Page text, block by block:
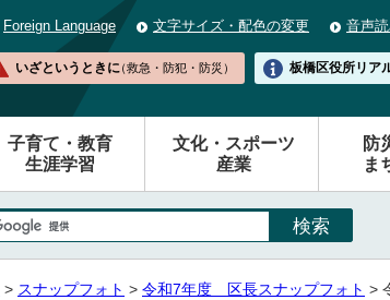
Foreign Language 文字サイズ・配色の変更 音声
いざというときに（救急・防犯・防災） 板橋区役所リア
子育て・教育
生涯学習
文化・スポーツ
産業
防
ま
> スナップフォト > 令和7年度 区長スナップフォト >